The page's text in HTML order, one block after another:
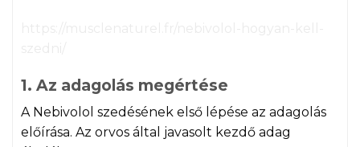
1. Az adagolás megértése
A Nebivolol szedésének első lépése az adagolás
előírása. Az orvos által javasolt kezdő adag